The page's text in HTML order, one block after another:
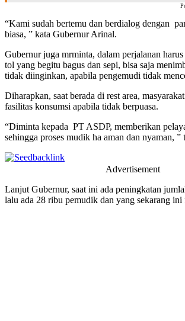
“Kami sudah bertemu dan berdialog dengan
biasa, ” kata Gubernur Arinal.
Gubernur juga mrminta, dalam perjalanan
tol yang begitu bagus dan sepi, bisa saja
tidak diinginkan, apabila pengemudi tidak
Diharapkan, saat berada di rest area,
fasilitas konsumsi apabila tidak berpuasa.
“Diminta kepada PT ASDP, memberikan
sehingga proses mudik ha aman dan nyaman, ”
Advertisement
Lanjut Gubernur, saat ini ada peningkatan
lalu ada 28 ribu pemudik dan yang sekarang ini